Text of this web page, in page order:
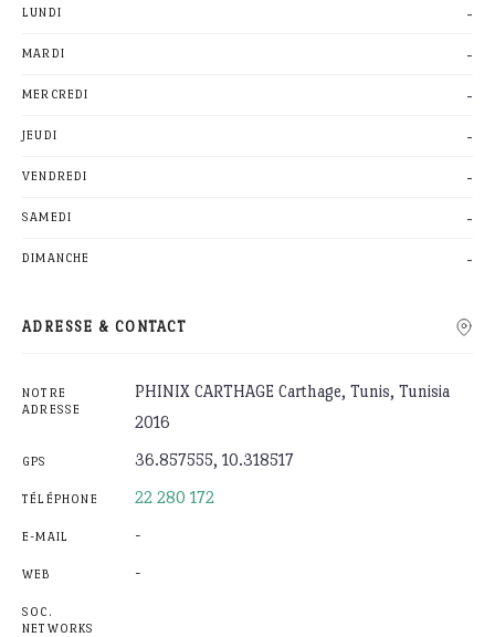
LUNDI -
MARDI -
MERCREDI -
JEUDI -
VENDREDI -
SAMEDI -
DIMANCHE -
ADRESSE & CONTACT
NOTRE
ADRESSE
PHINIX CARTHAGE Carthage, Tunis, Tunisia
2016
GPS 36.857555, 10.318517
TÉLÉPHONE 22 280 172
E-MAIL -
WEB -
SOC.
NETWORKS